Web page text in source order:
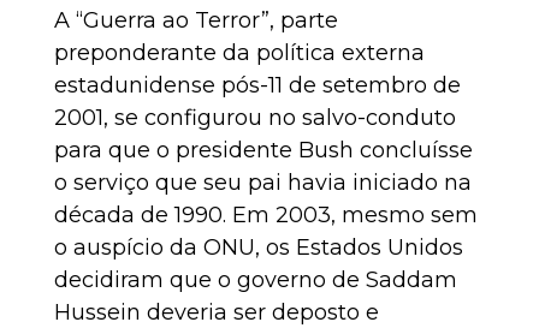
A “Guerra ao Terror”, parte
preponderante da política externa
estadunidense pós-11 de setembro de
2001, se configurou no salvo-conduto
para que o presidente Bush concluísse
o serviço que seu pai havia iniciado na
década de 1990. Em 2003, mesmo sem
o auspício da ONU, os Estados Unidos
decidiram que o governo de Saddam
Hussein deveria ser deposto e